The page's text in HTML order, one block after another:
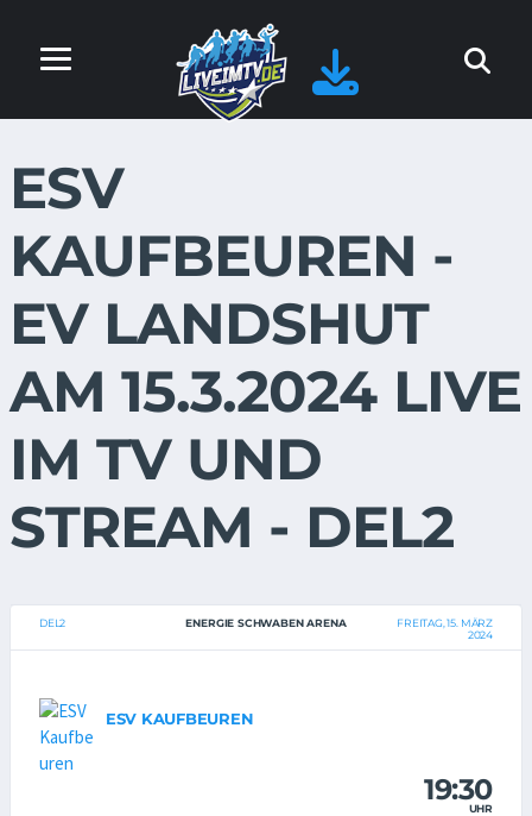
ESV
KAUFBEUREN -
EV LANDSHUT
AM 15.3.2024 LIVE
IM TV UND
STREAM - DEL2
DEL2 ENERGIE SCHWABEN ARENA
FREITAG, 15. MÄRZ
2024
ESV KAUFBEUREN
19:30
UHR